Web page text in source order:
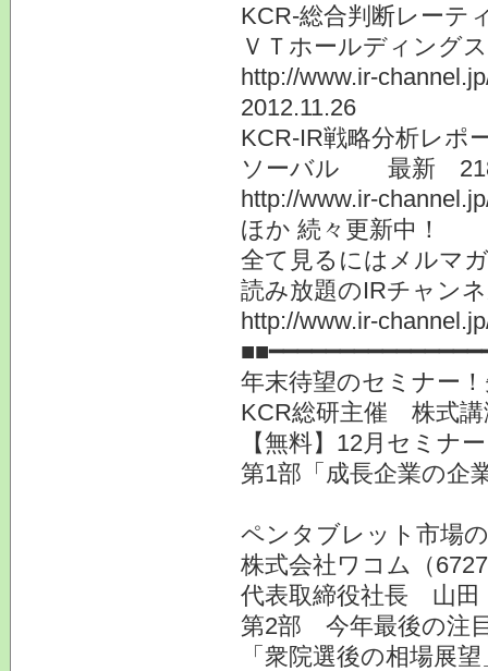
KCR-総合判断レーテ
ＶＴホールディン
http://www.ir-
2012.11.26
KCR-IR戦略分析レ
ソーバル 最新
http://www.ir-
ほか 続々更新中！
全て見るにはメルマ
読み放題のIRチャン
http://www.ir-
年末待望のセミナー
KCR総研主催 株式
【無料】12月セミナ
第1部「成長企業の企
ペンタブレット市場
株式会社ワコム（
代表取締役社長 山
第2部 今年最後の注
「衆院選後の相場展望